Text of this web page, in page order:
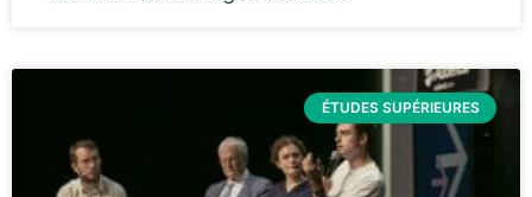
ÉTUDES SUPÉRIEURES